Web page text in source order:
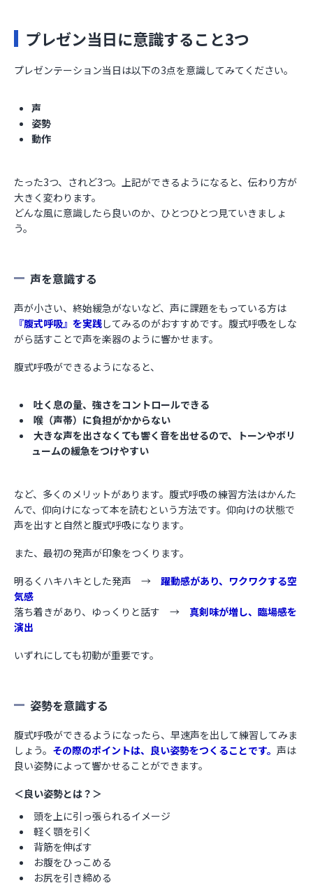
プレゼン当日に意識すること3つ
プレゼンテーション当日は以下の3点を意識してみてください。
声
姿勢
動作
たった3つ、されど3つ。上記ができるようになると、伝わり方が
大きく変わります。
どんな風に意識したら良いのか、ひとつひとつ見ていきましょ
う。
声を意識する
声が小さい、終始緩急がないなど、声に課題をもっている方は
『腹式呼吸』を実践してみるのがおすすめです。腹式呼吸をしな
がら話すことで声を楽器のように響かせます。
腹式呼吸ができるようになると、
吐く息の量、強さをコントロールできる
喉（声帯）に負担がかからない
大きな声を出さなくても響く音を出せるので、トーンやボリ
ュームの緩急をつけやすい
など、多くのメリットがあります。腹式呼吸の練習方法はかんた
んで、仰向けになって本を読むという方法です。仰向けの状態で
声を出すと自然と腹式呼吸になります。
また、最初の発声が印象をつくります。
明るくハキハキとした発声 → 躍動感があり、ワクワクする空
気感
落ち着きがあり、ゆっくりと話す → 真剣味が増し、臨場感を
演出
いずれにしても初動が重要です。
姿勢を意識する
腹式呼吸ができるようになったら、早速声を出して練習してみま
しょう。 その際のポイントは、良い姿勢をつくることです。 声は
良い姿勢によって響かせることができます。
＜良い姿勢とは？＞
頭を上に引っ張られるイメージ
軽く顎を引く
背筋を伸ばす
お腹をひっこめる
お尻を引き締める